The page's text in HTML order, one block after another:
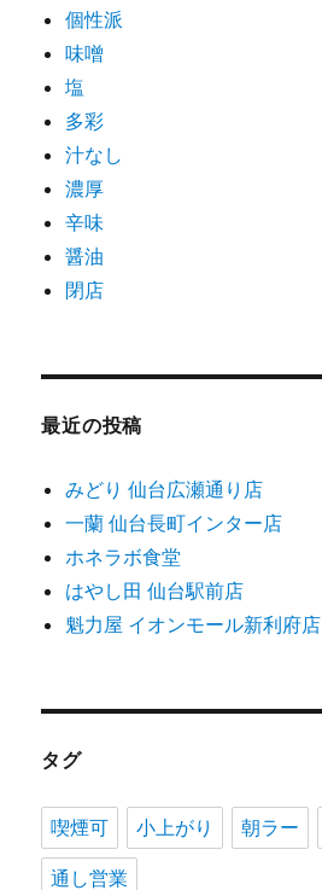
ン個性派
味噌
塩
多彩
汁なし
濃厚
辛味
醤油
閉店
最近の投稿
みどり 仙台広瀬通り店
一蘭 仙台長町インター店
ホネラボ食堂
はやし田 仙台駅前店
魁力屋 イオンモール新利府店
タグ
喫煙可 小上がり 朝ラー
通し営業